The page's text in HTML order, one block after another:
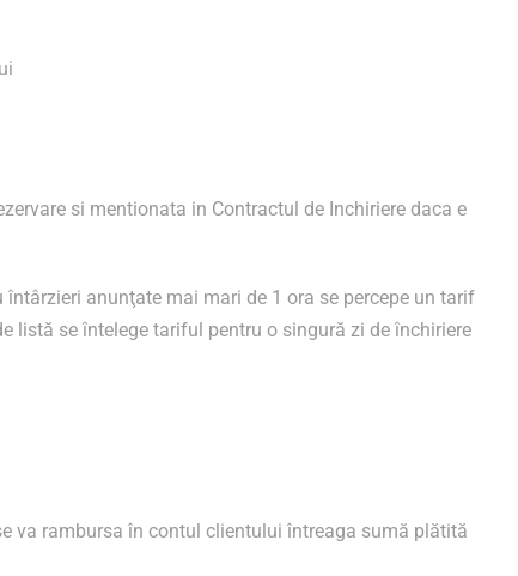
si mentionata in Contractul de Inchiriere daca e
anunţate mai mari de 1 ora se percepe un tarif
listă se întelege tariful pentru o singură zi de închiriere
va rambursa în contul clientului întreaga sumă plătită